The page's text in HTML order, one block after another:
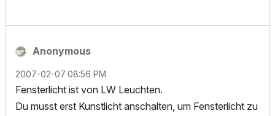
Anonymous
‎2007-02-07 08:56 PM
Fensterlicht ist von LW Leuchten.
Du musst erst Kunstlicht anschalten, um Fensterlicht zu